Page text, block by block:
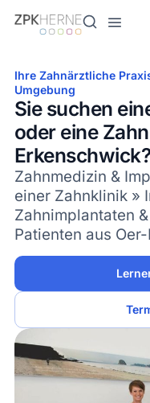
springen
Ihre Zahnärztliche
Umgebung
Sie suchen
oder eine
Erkenschwick?
Zahnmedizin &
einer Zahnklinik »
Zahnimplantaten
Patienten aus